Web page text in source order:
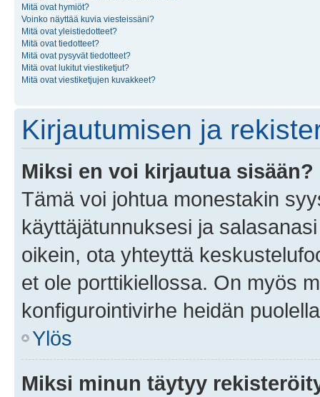
Mitä ovat hymiöt?
Voinko näyttää kuvia viesteissäni?
Mitä ovat yleistiedotteet?
Mitä ovat tiedotteet?
Mitä ovat pysyvät tiedotteet?
Mitä ovat lukitut viestiketjut?
Mitä ovat viestiketjujen kuvakkeet?
Kirjautumisen ja
Miksi en voi kirjautua sisään?
Tämä voi johtua monestakin
käyttäjätunnuksesi ja
oikein, ota yhteyttä
et ole porttikiellossa. On myös
konfigurointivirhe heidän
Ylös
Miksi minun täytyy